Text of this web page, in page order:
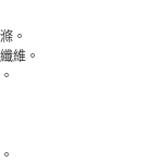
。
維。